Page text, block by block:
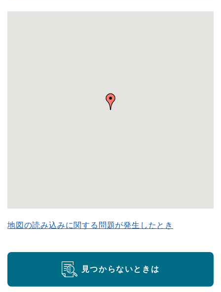
地図の読み込みに関する問題が発生したとき
見つからないときは